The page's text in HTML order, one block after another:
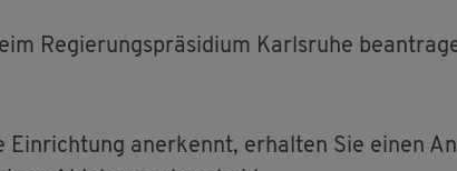
Re­gie­rungs­prä­si­di­um Karls­ru­he
Ein­rich­tung an­er­kennt, er­hal­ten Sie einen